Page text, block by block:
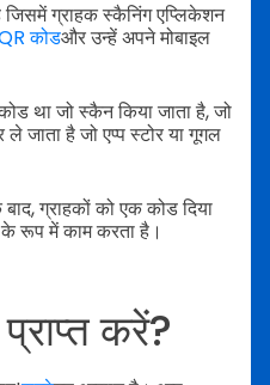
जिसमें ग्राहक स्कैनिंग एप्लिकेशन
कोडऔर उन्हें अपने मोबाइल
था जो स्कैन किया जाता है, जो
जाता है जो एप्प स्टोर या गूगल
ग्राहकों को एक कोड दिया
रूप में काम करता है।
करें?